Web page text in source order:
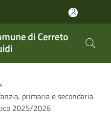
di Cerreto
primaria e secondaria
2025/2026